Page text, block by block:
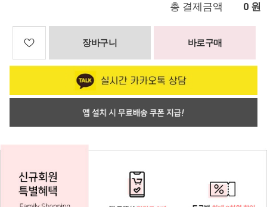
총 결제금액 0 원
장바구니 바로구매